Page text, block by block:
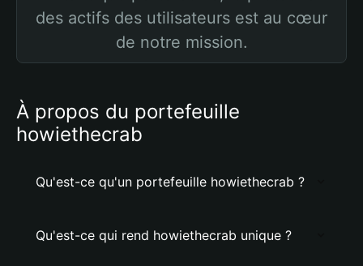
des actifs des utilisateurs est au cœur
de notre mission.
À propos du portefeuille
howiethecrab
Qu'est-ce qu'un portefeuille howiethecrab ?
Qu'est-ce qui rend howiethecrab unique ?